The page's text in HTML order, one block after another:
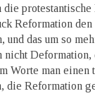
die
Reformation
das um so
Deformation,
Worte man einen
die Reformation